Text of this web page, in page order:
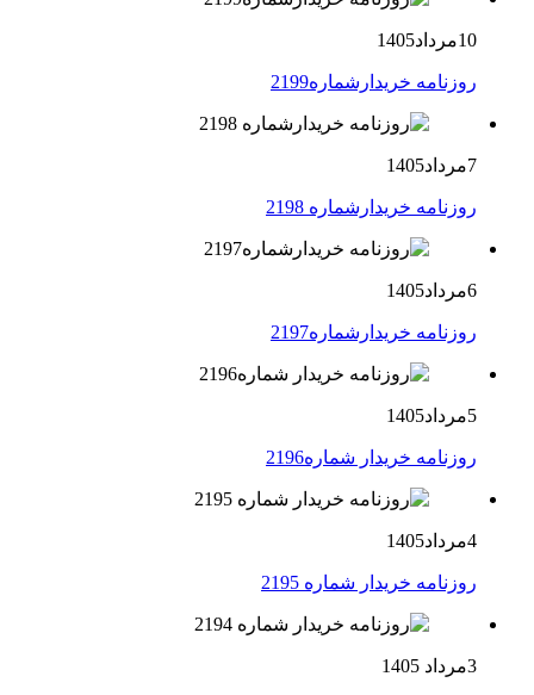
10مرداد1405
روزنامه خریدارشماره2199
7مرداد1405
روزنامه خریدارشماره 2198
6مرداد1405
روزنامه خریدارشماره2197
5مرداد1405
روزنامه خریدار شماره2196
4مرداد1405
روزنامه خریدار شماره 2195
3مرداد 1405